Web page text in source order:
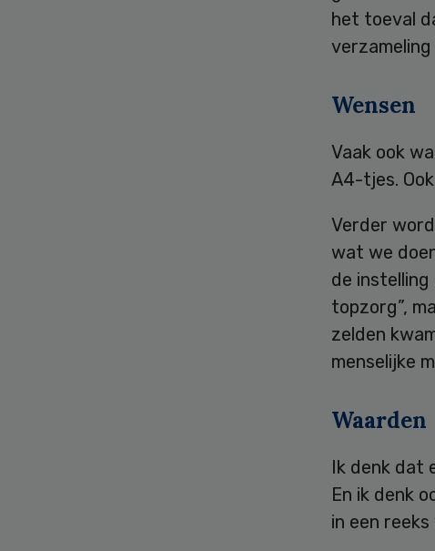
het toeval
Wensen
Vaak ook
A4-tjes.
Verder
wat we
de instelling
topzorg”,
zelden
menselijke
Waarden
Ik denk dat
En ik denk
in een